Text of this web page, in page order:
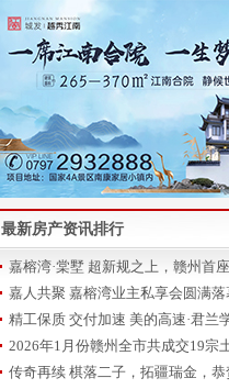
最新房产资讯排行
嘉人共聚 嘉榕湾业主私享会圆满落
2026年1月份赣州全市共成交19宗